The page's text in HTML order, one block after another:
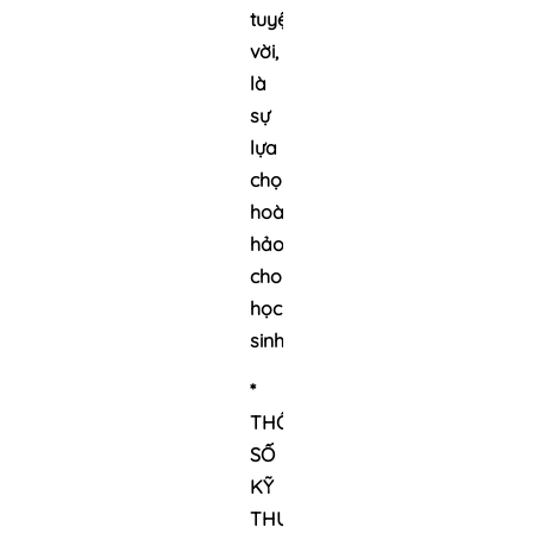
tuyệt
vời,
là
sự
lựa
chọn
hoàn
hảo
cho
học
sinh.
*
THÔNG
SỐ
KỸ
THUẬT